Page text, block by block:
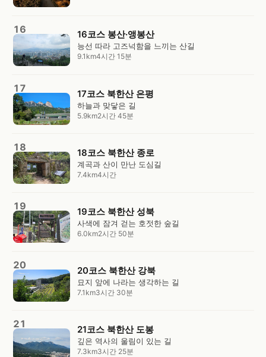
16 16코스 봉산·앵봉산
능선 따라 고즈넉함을 느끼는 산길
9.1km4시간 15분
17 17코스 북한산 은평
하늘과 맞닿은 길
5.9km2시간 45분
18 18코스 북한산 종로
계곡과 산이 만난 도심길
7.4km4시간
19 19코스 북한산 성북
사색에 잠겨 걷는 호젓한 숲길
6.0km2시간 50분
20 20코스 북한산 강북
묘지 앞에 나라는 생각하는 길
7.1km3시간 30분
21 21코스 북한산 도봉
깊은 역사의 울림이 있는 길
7.3km3시간 25분